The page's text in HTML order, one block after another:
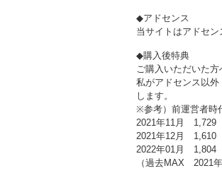
◆アドセンス
当サイトはアドセン
◆購入後特典
ご購入いただいた
私がアドセンス以
します。
※参考）前運営者時
2021年11月 1,729
2021年12月 1,610
2022年01月 1,804
（過去MAX 2021